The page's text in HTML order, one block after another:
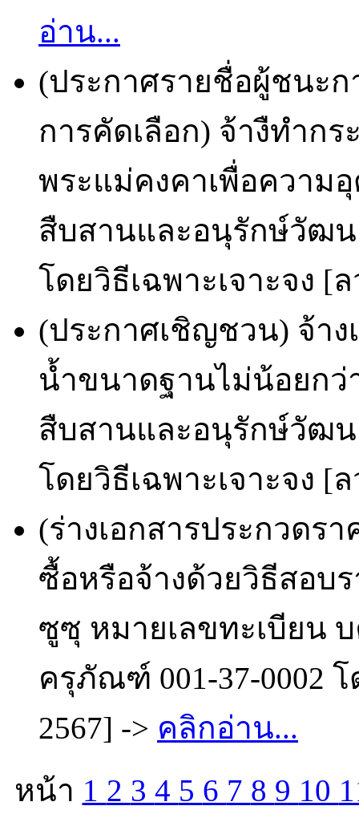
อ่าน...
(ประกาศรายชื่อผู้ชนะก
การคัดเลือก) จ้างืทำก
พระแม่คงคาเพื่อความ
สืบสานและอนุรักษ์วัฒน
โดยวิธีเฉพาะเจาะจง [
(ประกาศเชิญชวน) จ้า
น้ำขนาดฐานไม่น้อยกว่
สืบสานและอนุรักษ์วัฒน
โดยวิธีเฉพาะเจาะจง [
(ร่างเอกสารประกวดรา
ซื้อหรือจ้างด้วยวิธีสอบ
ซูซุ หมายเลขทะเบียน
ครุภัณฑ์ 001-37-0002 โ
2567] -> คลิกอ่าน...
หน้า 1 2 3 4 5 6 7 8 9 10